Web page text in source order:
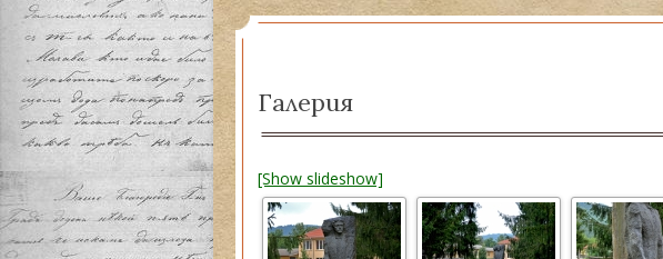
Галерия
[Show slideshow]